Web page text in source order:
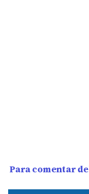
Para comentar